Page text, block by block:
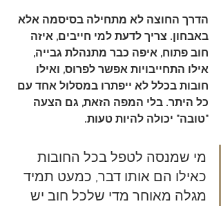
הדרך החוצה לא מתחילה בסיסמה אלא
באבחון. צריך לדעת למי חייבים, איזה
חוב פתוח, איפה כבר מתנהלת גבייה,
אילו התחייבויות אפשר לפרוס, ואילו
חובות בכלל לא ייפתרו במסלול אחד עם
כל היתר. בלי המפה הזאת, גם הצעה
"טובה" יכולה להיות טעות.
מי שמנסה לטפל בכל החובות
כאילו הם אותו דבר, כמעט תמיד
מגלה מאוחר מדי שלכל חוב יש